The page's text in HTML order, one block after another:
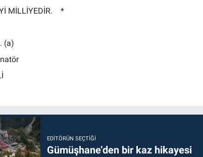
MİLLİYEDİR. *
(a)
EDITÖRÜN SEÇTIĞI
Gümüşhane’den bir kaz hikayesi